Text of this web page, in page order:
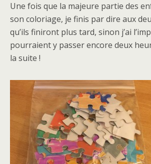
Une fois que la majeure partie des
son coloriage, je finis par dire aux
qu’ils finiront plus tard, sinon j’ai
pourraient y passer encore deux
la suite !